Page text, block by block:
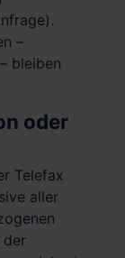
–
bleiben
oder
Telefax
aller
der